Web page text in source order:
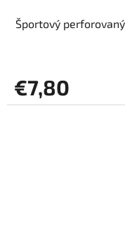
Športový
€7,80